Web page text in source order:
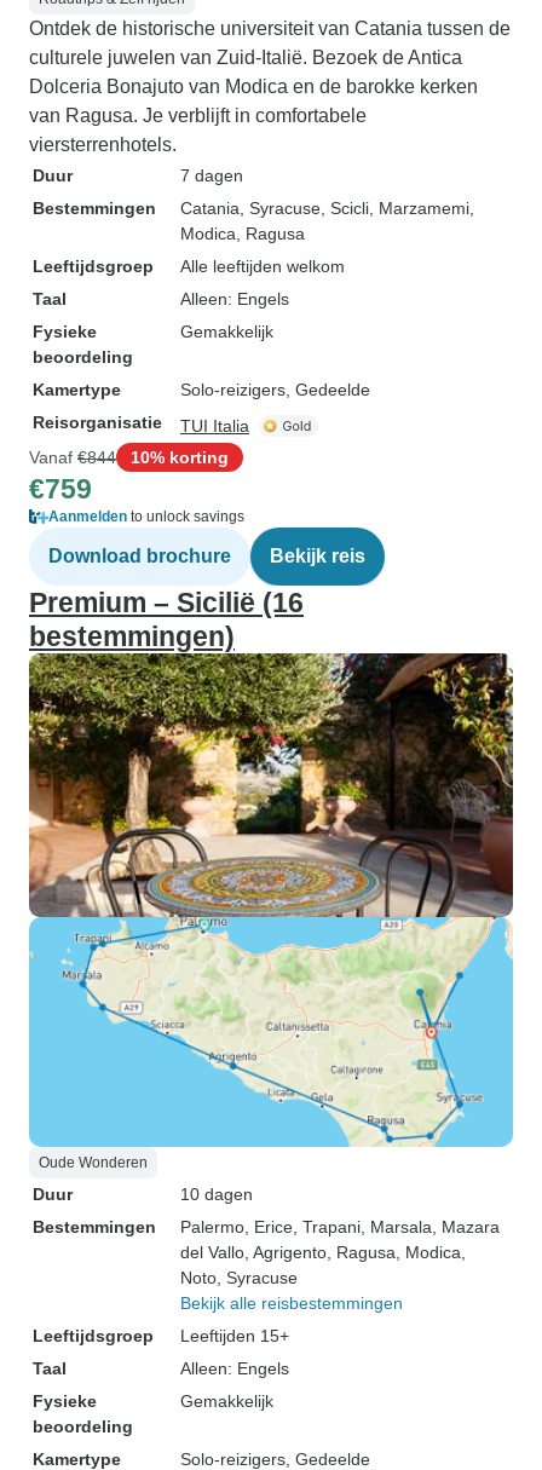
Ontdek de historische universiteit van Catania tussen de
culturele juwelen van Zuid-Italië. Bezoek de Antica
Dolceria Bonajuto van Modica en de barokke kerken
van Ragusa. Je verblijft in comfortabele
viersterrenhotels.
Duur
7 dagen
Bestemmingen
Catania , Syracuse , Scicli , Marzamemi
Modica , Ragusa
Leeftijdsgroep
Alle leeftijden welkom
Taal
Alleen: Engels
Fysieke
beoordeling
Gemakkelijk
Kamertype
Solo-reizigers, Gedeelde
Reisorganisatie
TUI Italia
Vanaf €844 10% korting
€759
Aanmelden to unlock savings
Download brochure Bekijk reis
Premium – Sicilië (16
bestemmingen)
Oude Wonderen
Duur
10 dagen
Bestemmingen
Palermo , Erice , Trapani , Marsala , Mazara
del Vallo , Agrigento , Ragusa , Modica
Noto , Syracuse
Bekijk alle reisbestemmingen
Leeftijdsgroep
Leeftijden 15+
Taal
Alleen: Engels
Fysieke
beoordeling
Gemakkelijk
Kamertype
Solo-reizigers, Gedeelde